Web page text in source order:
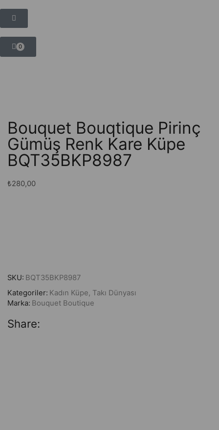
0
Bouquet Bouqtique Pirinç
Gümüş Renk Kare Küpe
BQT35BKP8987
₺280,00
SKU: BQT35BKP8987
Kategoriler: Kadın Küpe, Takı Dünyası
Marka: Bouquet Boutique
Share: